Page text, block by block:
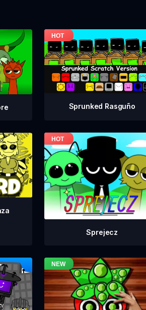
Sprunked Rasguño
Sprejecz